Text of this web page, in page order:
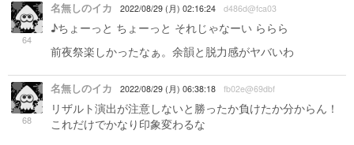
64
名無しのイカ 2022/08/29 (月) 02:16:24 d486d@fca03
♪ちょーっと ちょーっと それじゃなーい ららら
前夜祭楽しかったなぁ。余韻と脱力感がヤバいわ
68
名無しのイカ 2022/08/29 (月) 06:38:18 fb02e@69dbf
リザルト演出が注意しないと勝ったか負けたか分からん！
これだけでかなり印象変わるな